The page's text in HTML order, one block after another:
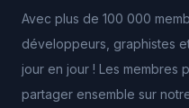
Avec plus de 100 000
développeurs, graphistes
jour en jour ! Les membres
partager ensemble sur